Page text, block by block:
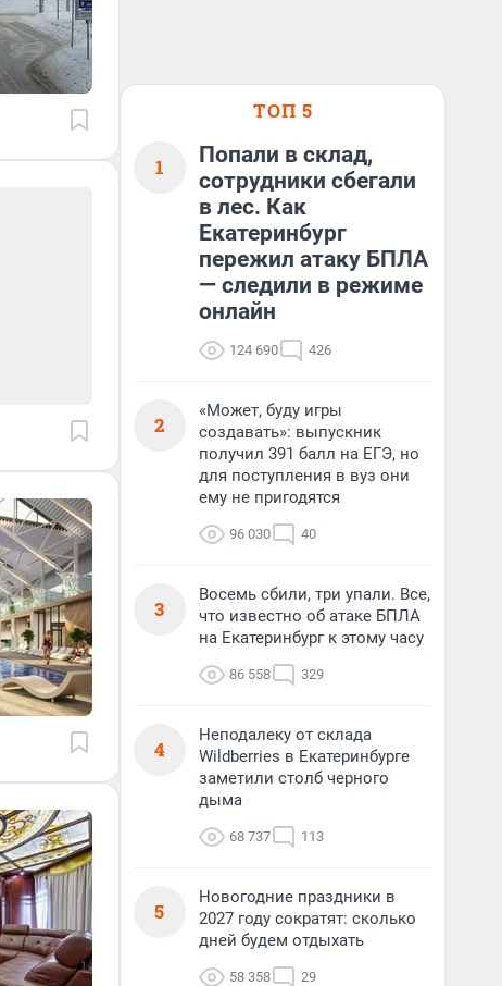
ТОП 5
1
Попали в склад,
сотрудники сбегали
в лес. Как
Екатеринбург
пережил атаку БПЛА
— следили в режиме
онлайн
124 690 426
2
«Может, буду игры
создавать»: выпускник
получил 391 балл на ЕГЭ, но
для поступления в вуз они
ему не пригодятся
96 030 40
3
Восемь сбили, три упали. Все,
что известно об атаке БПЛА
на Екатеринбург к этому часу
86 558 329
4
Неподалеку от склада
Wildberries в Екатеринбурге
заметили столб черного
дыма
68 737 113
5
Новогодние праздники в
2027 году сократят: сколько
дней будем отдыхать
58 358 29